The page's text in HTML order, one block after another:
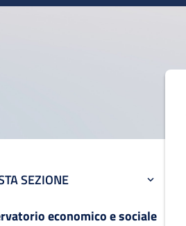
SEZIONE
economico e sociale